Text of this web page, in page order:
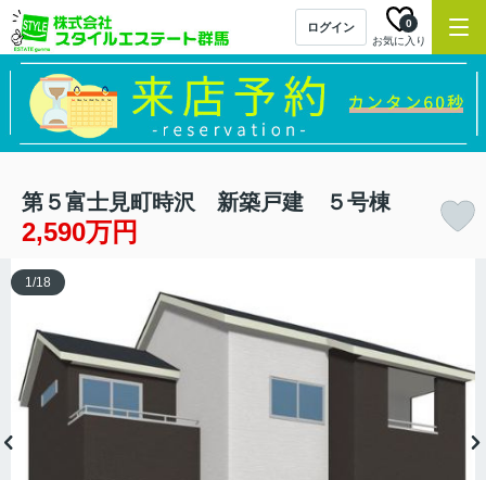
ログイン
お気に入り
0
第５富士見町時沢 新築戸建 ５号棟
2,590万円
1 /18